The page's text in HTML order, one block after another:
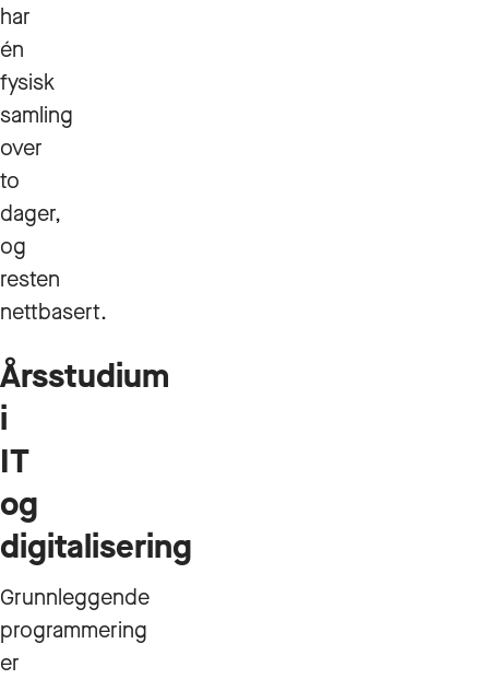
har
én
fysisk
samling
over
to
dager,
og
resten
nettbasert.
Årsstudium
i
IT
og
digitalisering
Grunnleggende
programmering
er